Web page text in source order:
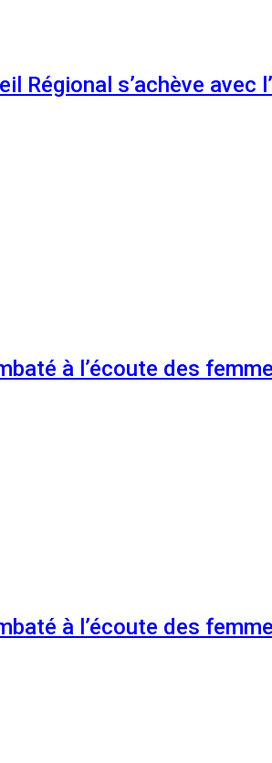
Régional s’achève
à l’écoute des
à l’écoute des